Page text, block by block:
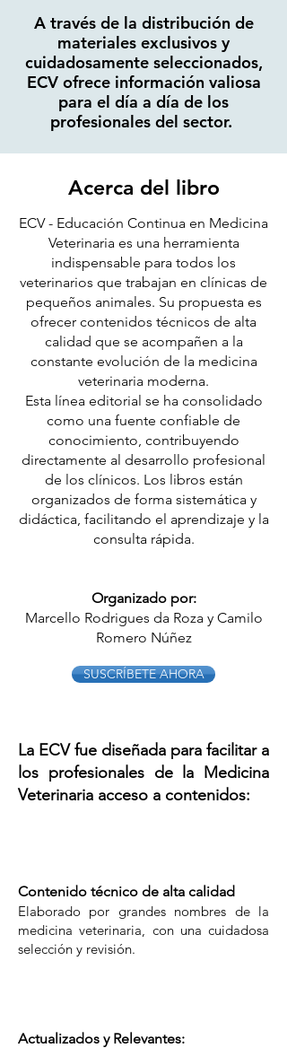
A través de la distribución de
materiales exclusivos y
cuidadosamente seleccionados,
ECV ofrece información valiosa
para el día a día de los
profesionales del sector. ​
Acerca del libro
ECV - Educación Continua en Medicina
Veterinaria es una herramienta
indispensable para todos los
veterinarios que trabajan en clínicas de
pequeños animales. Su propuesta es
ofrecer contenidos técnicos de alta
calidad que se acompañen a la
constante evolución de la medicina
veterinaria moderna.
Esta línea editorial se ha consolidado
como una fuente confiable de
conocimiento, contribuyendo
directamente al desarrollo profesional
de los clínicos. Los libros están
organizados de forma sistemática y
didáctica, facilitando el aprendizaje y la
consulta rápida.
Organizado por:
Marcello Rodrigues da Roza y Camilo
Romero Núñez
SUSCRÍBETE AHORA
La ECV fue diseñada para facilitar a
los profesionales de la Medicina
Veterinaria acceso a contenidos:
Contenido técnico de alta calidad
Elaborado por grandes nombres de la
medicina veterinaria, con una cuidadosa
selección y revisión.
Actualizados y Relevantes: